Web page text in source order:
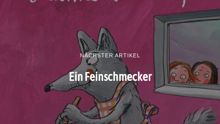
NÄCHSTER ARTIKEL
Ein Feinschmecker